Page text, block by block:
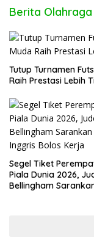
Berita Olahraga
Tutup Turnamen
Raih Prestasi Lebih
Segel Tiket
Piala Dunia 2026,
Bellingham